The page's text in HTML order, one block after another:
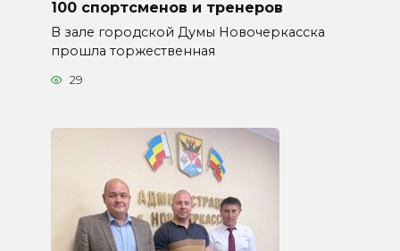
100 спортсменов и тренеров
В зале городской Думы Новочеркасска
прошла торжественная
29